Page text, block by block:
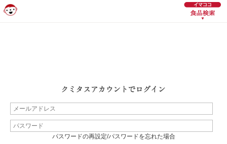
パスワードの再設定/パスワードを忘れた場合